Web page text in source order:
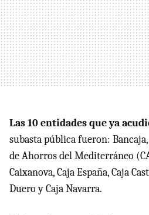
Las 10 entidades que ya
subasta pública fueron: Bancaja,
de Ahorros del Mediterráneo (
Caixanova, Caja España, Caja
Duero y Caja Navarra.